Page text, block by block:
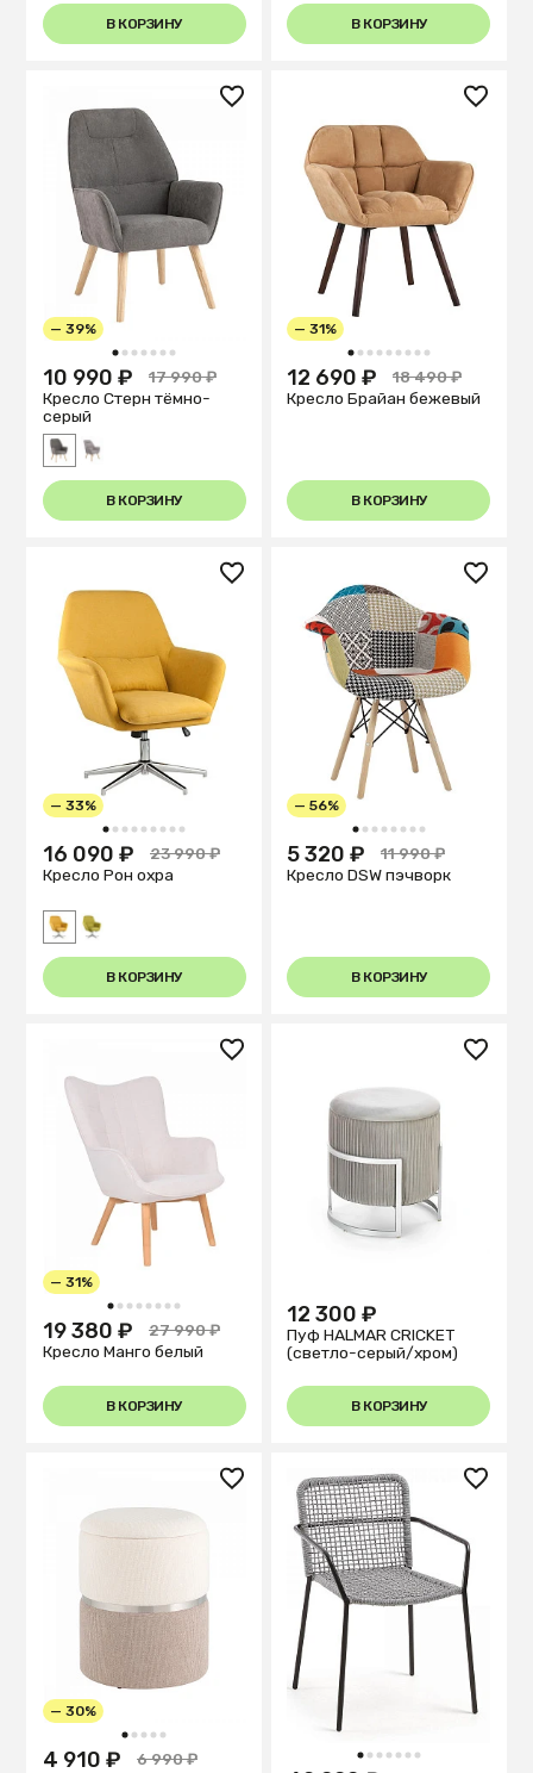
В КОРЗИНУ В КОРЗИНУ
1 2 3 4 5 6 7
— 39%
10 990 ₽
17 990 ₽
Кресло Стерн тёмно-
серый
В КОРЗИНУ
1 2 3 4 5 6 7 8 9
— 31%
12 690 ₽
18 490 ₽
Кресло Брайан бежевый
В КОРЗИНУ
1 2 3 4 5 6 7 8 9
— 33%
16 090 ₽
23 990 ₽
Кресло Рон охра
В КОРЗИНУ
1 2 3 4 5 6 7 8
— 56%
5 320 ₽
11 990 ₽
Кресло DSW пэчворк
В КОРЗИНУ
1 2 3 4 5 6 7 8
— 31%
19 380 ₽
27 990 ₽
Кресло Манго белый
В КОРЗИНУ
12 300 ₽
Пуф HALMAR CRICKET
(светло-серый/хром)
В КОРЗИНУ
1 2 3 4 5
— 30%
4 910 ₽
6 990 ₽
1 2 3 4 5 6 7